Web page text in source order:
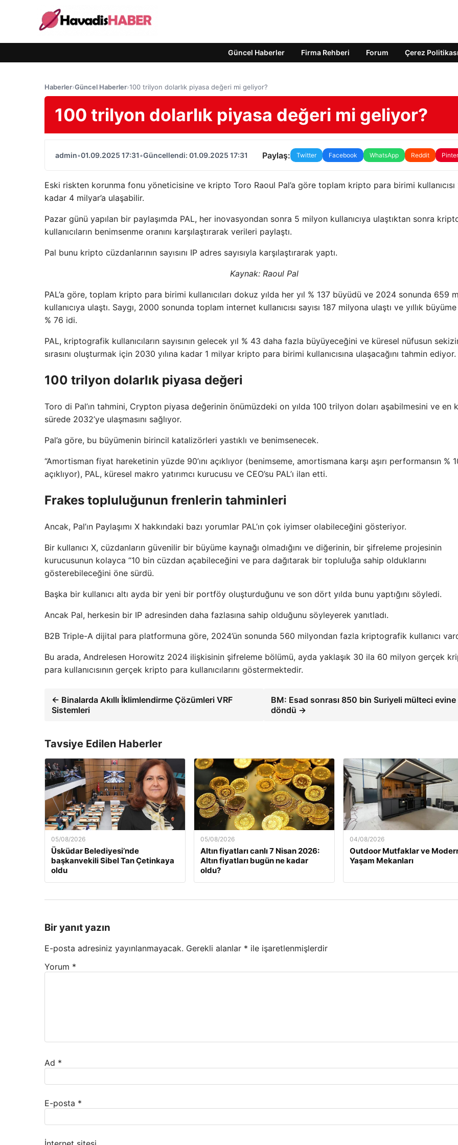
Güncel Haberler Firma Rehberi Forum Çerez Politikası
Haberler›Güncel Haberler›100 trilyon dolarlık piyasa değeri mi geliyor?
100 trilyon dolarlık piyasa değeri mi geliyor?
admin•01.09.2025 17:31•Güncellendi: 01.09.2025 17:31 Paylaş: Twitter Facebook WhatsApp Reddit
Eski riskten korunma fonu yöneticisine ve kripto Toro Raoul Pal’a göre toplam kripto para birimi kullanıcısı
kadar 4 milyar’a ulaşabilir.
Pazar günü yapılan bir paylaşımda PAL, her inovasyondan sonra 5 milyon kullanıcıya ulaştıktan sonra
kullanıcıların benimsenme oranını karşılaştırarak verileri paylaştı.
Pal bunu kripto cüzdanlarının sayısını IP adres sayısıyla karşılaştırarak yaptı.
Kaynak: Raoul Pal
PAL’a göre, toplam kripto para birimi kullanıcıları dokuz yılda her yıl % 137 büyüdü ve 2024 sonunda 659
kullanıcıya ulaştı. Saygı, 2000 sonunda toplam internet kullanıcısı sayısı 187 milyona ulaştı ve yıllık büyüme
% 76 idi.
PAL, kriptografik kullanıcıların sayısının gelecek yıl % 43 daha fazla büyüyeceğini ve küresel nüfusun
sırasını oluşturmak için 2030 yılına kadar 1 milyar kripto para birimi kullanıcısına ulaşacağını tahmin ediyor.
100 trilyon dolarlık piyasa değeri
Toro di Pal’ın tahmini, Crypton piyasa değerinin önümüzdeki on yılda 100 trilyon doları aşabilmesini ve en
sürede 2032’ye ulaşmasını sağlıyor.
Pal’a göre, bu büyümenin birincil katalizörleri yastıklı ve benimsenecek.
“Amortisman fiyat hareketinin yüzde 90’ını açıklıyor (benimseme, amortismana karşı aşırı performansın %
açıklıyor), PAL, küresel makro yatırımcı kurucusu ve CEO’su PAL’ı ilan etti.
Frakes topluluğunun frenlerin tahminleri
Ancak, Pal’ın Paylaşımı X hakkındaki bazı yorumlar PAL’ın çok iyimser olabileceğini gösteriyor.
Bir kullanıcı X, cüzdanların güvenilir bir büyüme kaynağı olmadığını ve diğerinin, bir şifreleme projesinin
kurucusunun kolayca “10 bin cüzdan açabileceğini ve para dağıtarak bir topluluğa sahip olduklarını
gösterebileceğini öne sürdü.
Başka bir kullanıcı altı ayda bir yeni bir portföy oluşturduğunu ve son dört yılda bunu yaptığını söyledi.
Ancak Pal, herkesin bir IP adresinden daha fazlasına sahip olduğunu söyleyerek yanıtladı.
B2B Triple-A dijital para platformuna göre, 2024’ün sonunda 560 milyondan fazla kriptografik kullanıcı
Bu arada, Andrelesen Horowitz 2024 ilişkisinin şifreleme bölümü, ayda yaklaşık 30 ila 60 milyon gerçek
para kullanıcısının gerçek kripto para kullanıcılarını göstermektedir.
← Binalarda Akıllı İklimlendirme Çözümleri VRF
Sistemleri
BM: Esad sonrası 850 bin Suriyeli mülteci evine
döndü →
Tavsiye Edilen Haberler
05/08/2026
Üsküdar Belediyesi’nde
başkanvekili Sibel Tan Çetinkaya
oldu
05/08/2026
Altın fiyatları canlı 7 Nisan 2026:
Altın fiyatları bugün ne kadar
oldu?
04/08/2026
Outdoor Mutfaklar ve
Yaşam Mekanları
Bir yanıt yazın
E-posta adresiniz yayınlanmayacak. Gerekli alanlar * ile işaretlenmişlerdir
Yorum *
Ad *
E-posta *